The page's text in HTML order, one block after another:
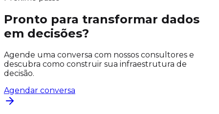
Pronto para transformar dados
em decisões?
Agende uma conversa com nossos consultores e
descubra como construir sua infraestrutura de
decisão.
Agendar conversa